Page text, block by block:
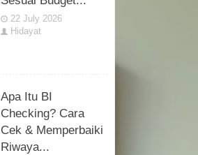
22 July 2026
Hidayat
Apa Itu BI
Checking? Cara
Cek & Memperbaiki
Riwaya...